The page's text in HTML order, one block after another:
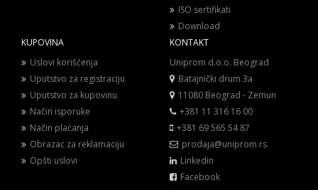
ISO sertifikati
Download
KUPOVINA
Uslovi korišćenja
Uputstvo za registraciju
Uputstvo za kupovinu
Način isporuke
Način plaćanja
Obrazac za reklamaciju
Opšti uslovi
KONTAKT
Uniprom d.o.o. Beograd
Batajnički drum 3a
11080 Beograd - Zemun
+381 11 316 16 00
+381 69 565 54 87
prodaja@uniprom.rs
Linkedin
Facebook